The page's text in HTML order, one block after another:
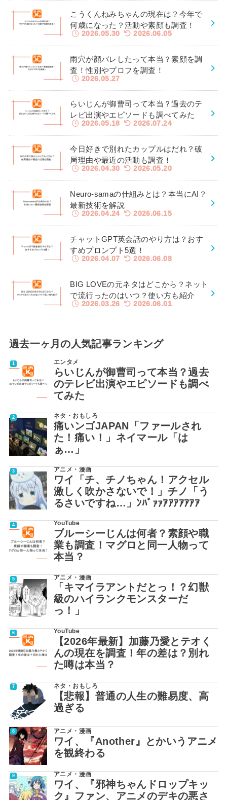
こうくんねみちゃんの現在は？今年で
何歳になった？活動や素顔も調査！
2026.05.30 2026.06.05
雨穴が顔バレしたって本当？素顔を調
査！性別やプロフを調査！
2026.05.27
らいじんが御曹司って本当？過去のテ
レビ出演やエピソードも調べてみた
2026.05.18 2026.07.24
今日好きで別れたカップルはだれ？破
局理由や最近の活動も調査！
2026.04.30 2026.05.20
Neuro-samaの仕組みとは？本当にAI？
最新技術を解説
2026.04.24 2026.06.15
チャットGPT英会話のやり方は？おす
すめプロンプト5選！
2026.04.07 2026.06.08
BIG LOVEの元ネタはどこから？ネット
で流行ったのはいつ？使い方も紹介
2026.03.26 2026.06.01
過去一ヶ月の人気記事ランキング
エンタメ
らいじんが御曹司って本当？過去
のテレビ出演やエピソードも調べ
てみた
ネタ・おもしろ
痛いンゴJAPAN「ファールされ
た！痛い！」ネイマール「は
ぁ…」
アニメ・漫画
ワイ「チ、チノちゃん！アクセル
激しく吹かさないで！」チノ「う
るさいですね…」ﾝﾊﾞｧｧｱｱｱｱｱｱｱ
YouTube
ブルーシーじんは何者？素顔や職
業も調査！マグロと同一人物って
本当？
アニメ・漫画
「キマイラアントだとっ！？幻獣
級のハイランクモンスターだ
っ！」
YouTube
【2026年最新】加藤乃愛とテオく
んの現在を調査！年の差は？別れ
た噂は本当？
ネタ・おもしろ
【悲報】普通の人生の難易度、高
過ぎる
アニメ・漫画
ワイ、『Another』とかいうアニメ
を観終わる
アニメ・漫画
ワイ、『邪神ちゃんドロップキッ
ク』ファン、アニメのデキの悪さ